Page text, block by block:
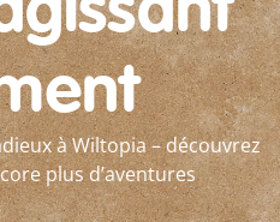
à Wiltopia – découvrez
plus d’aventures